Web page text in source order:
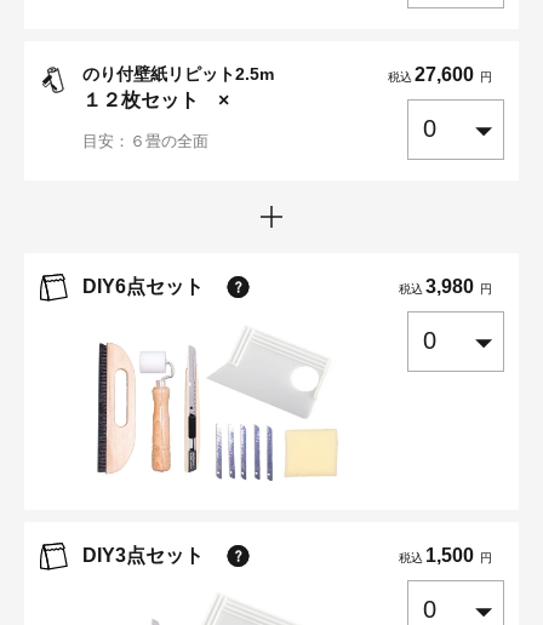
のり付壁紙リピット2.5m
１２枚セット ×
目安：６畳の全面
税込 27,600 円
DIY6点セット 税込 3,980 円
DIY3点セット 税込 1,500 円